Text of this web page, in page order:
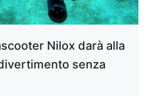
Nilox darà alla
senza